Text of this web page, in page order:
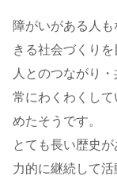
障がいがある人
きる社会づくりを
人とのつながり
常にわくわくし
めたそうです。
とても長い歴史
力的に継続して活